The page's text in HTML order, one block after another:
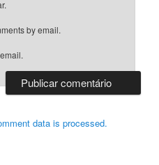
by email.
data is processed.